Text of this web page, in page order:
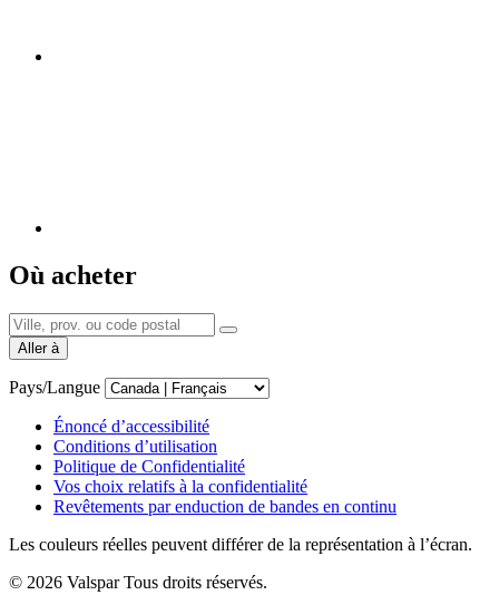
Où acheter
Aller à
Pays/Langue
Énoncé d’accessibilité
Conditions d’utilisation
Politique de Confidentialité
Vos choix relatifs à la confidentialité
Revêtements par enduction de bandes en continu
Les couleurs réelles peuvent différer de la représentation à l’écran.
© 2026 Valspar Tous droits réservés.